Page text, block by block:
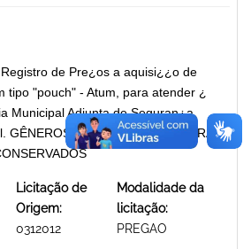
de Pre¿os a aquisi¿¿o de
tipo "pouch" - Atum, para atender ¿
Municipal Adjunta de Seguran¿a
GÊNEROS ALIMENTÍCIOS NATURAIS,
Licitação de
Origem:
0312012
Modalidade da
licitação:
PREGAO